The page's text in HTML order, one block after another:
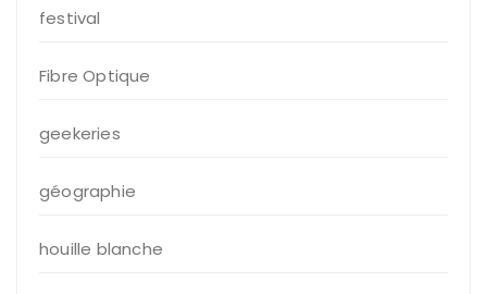
festival
Fibre Optique
geekeries
géographie
houille blanche